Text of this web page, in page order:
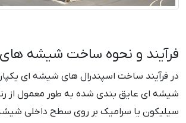
فرآیند و نحوه ساخت شیشه های
در فرآیند ساخت اسپندرال های شیشه ای
شیشه ای عایق بندی شده به طور معمول از
سیلیکون یا سرامیک بر روی سطح داخلی